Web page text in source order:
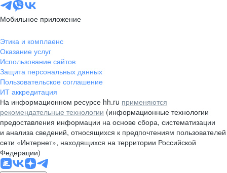
Мобильное приложение
Этика и комплаенс
Оказание услуг
Использование сайтов
Защита персональных данных
Пользовательское соглашение
ИТ аккредитация
На информационном ресурсе hh.ru применяются
рекомендательные технологии (информационные технологии
предоставления информации на основе сбора, систематизации
и анализа сведений, относящихся к предпочтениям пользователей
сети «Интернет», находящихся на территории Российской
Федерации)